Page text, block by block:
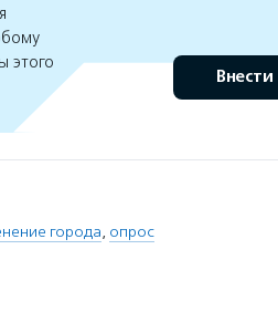
этого
Внести
города, опрос